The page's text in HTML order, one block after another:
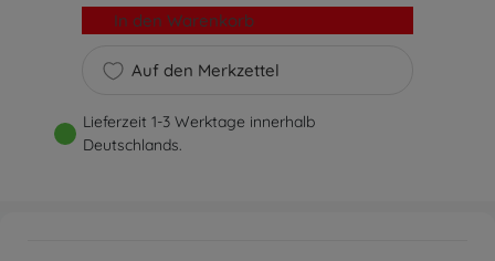
Auf den Merkzettel
In den Warenkorb
Lieferzeit 1-3 Werktage innerhalb
Deutschlands.